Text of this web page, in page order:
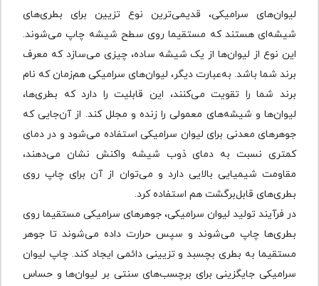
لیوان‌های سرامیکی، قدیمی‌ترین نوع تزیین برای بطری‌های
شیشه‌ای هستند که مستقیما روی سطح شیشه چاپ می‌شوند.
این نوع از لیوان‌ها از یک شیشه ساده، چیزی می‌سازد که معرف
برند شما باشد. به‌عبارت دیگر، لیوان‌های سرامیکی هم‌زمان که نام
برند شما را تقویت می‌کنند، این قابلیت را دارد که بطری‌ها،
لیوان‌ها و شیشه‌های معمولی را زنده و مجلل کند. از آن‌جایی که
جوهرهای معدنی برای لیوان سرامیکی استفاده می‌شود و در دمای
کمتری نسبت به دمای ذوب شیشه واکنش نشان می‌دهند،
مقاومت شیمیایی بالایی دارد و می‌توان از آن برای چاپ روی
بطری‌های قابل‌برگشت هم استفاده کرد.
در فرآیند تولید لیوان سرامیکی، جوهرهای سرامیکی مستقیما روی
بطری‌ها چاپ می‌شوند و سپس حرارت داده می‌شوند تا جوهر
مستقیما به بطری بچسبد و تزیینی دائمی ایجاد کند. چاپ لیوان
سرامیکی جایگزینی برای برچسب‌های سنتی بر لیوان‌ها و حساس